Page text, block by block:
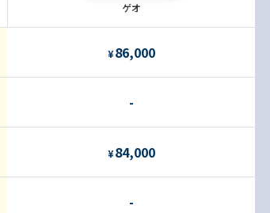
ゲオ
¥ 86,000
-
¥ 84,000
-